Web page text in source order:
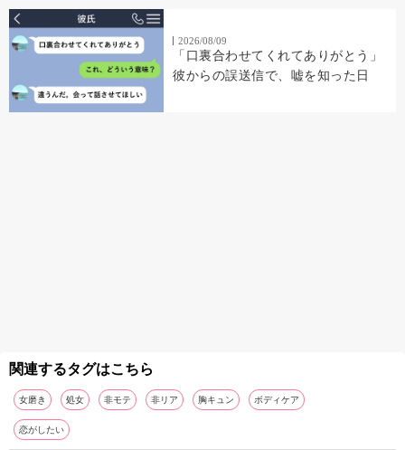
2026/08/09
「口裏合わせてくれてありがとう」
彼からの誤送信で、嘘を知った日
関連するタグはこちら
女磨き 処女 非モテ 非リア 胸キュン ボディケア
恋がしたい